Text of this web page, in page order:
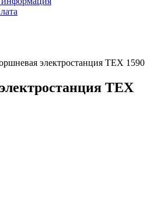
электростанция ТЕХ 1590
ТЕХ